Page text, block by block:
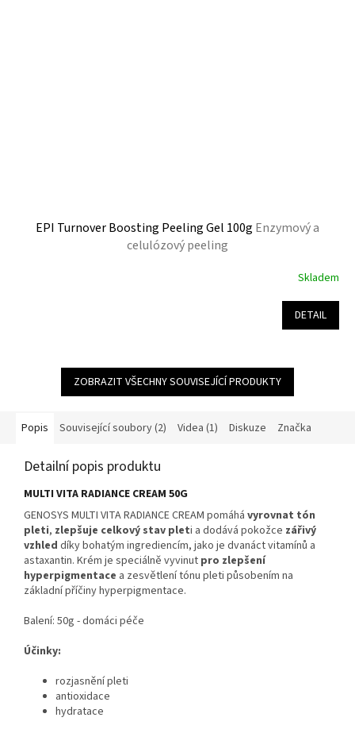
EPI Turnover Boosting Peeling Gel 100g Enzymový a
celulózový peeling
Skladem
DETAIL
ZOBRAZIT VŠECHNY SOUVISEJÍCÍ PRODUKTY
Popis Související soubory (2) Videa (1) Diskuze Značka
Detailní popis produktu
MULTI VITA RADIANCE CREAM 50G
GENOSYS MULTI VITA RADIANCE CREAM pomáhá vyrovnat tón
pleti, zlepšuje celkový stav pleti a dodává pokožce zářivý
vzhled díky bohatým ingrediencím, jako je dvanáct vitamínů a
astaxantin. Krém je speciálně vyvinut pro zlepšení
hyperpigmentace a zesvětlení tónu pleti působením na
základní příčiny hyperpigmentace.
Balení: 50g - domáci péče
Účinky:
rozjasnění pleti
antioxidace
hydratace